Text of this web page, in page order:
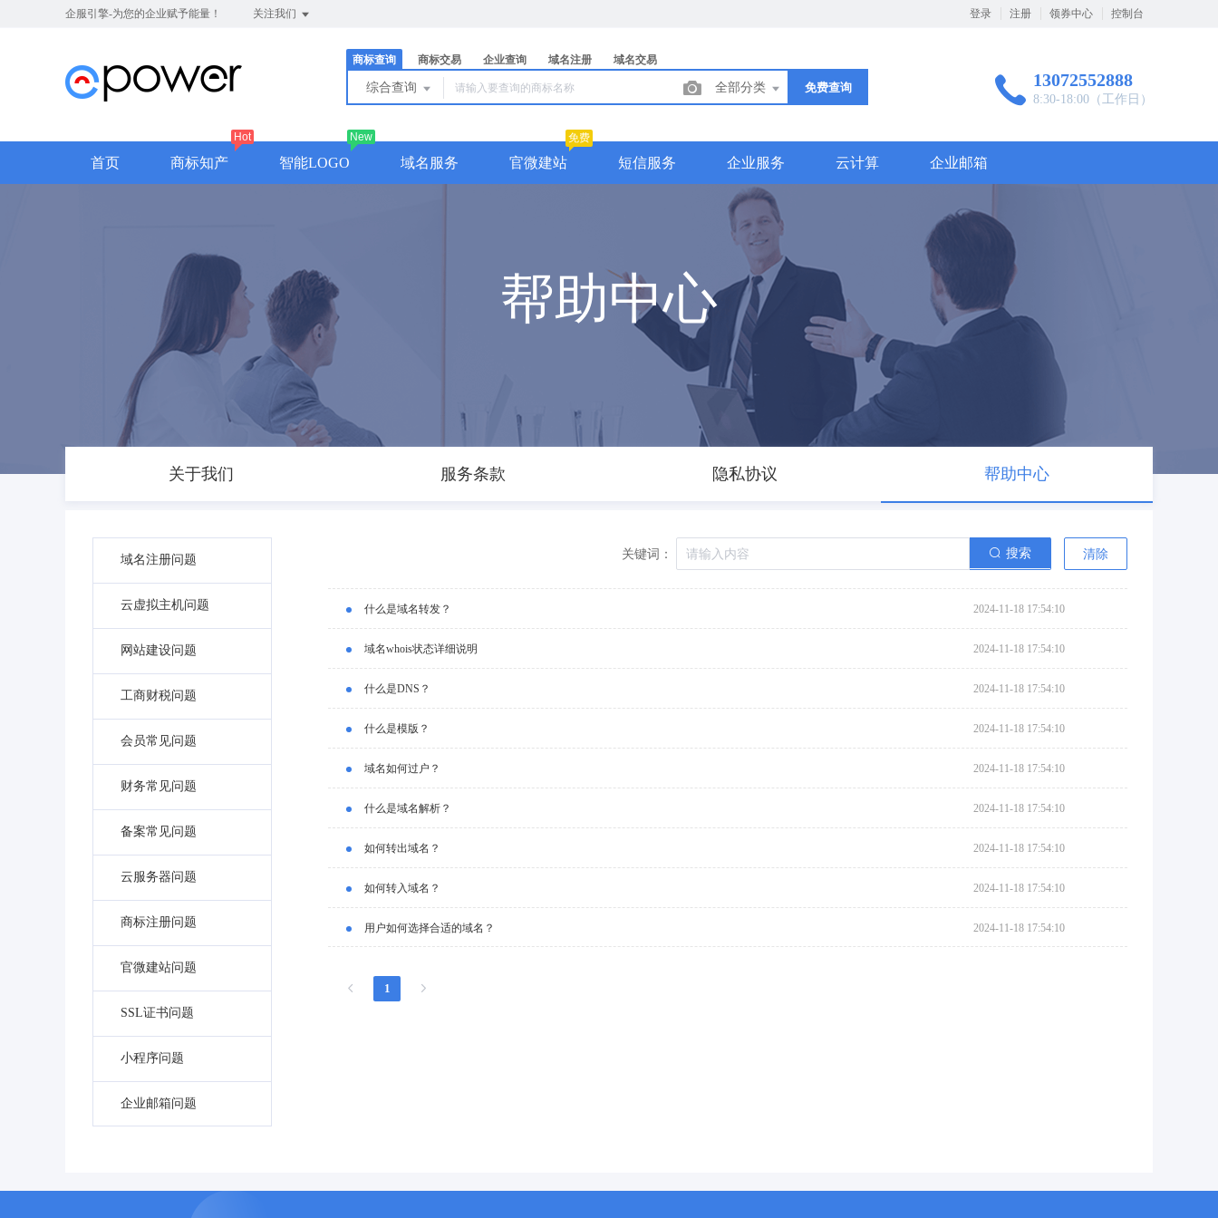
企服引擎-为您的企业赋予能量！ 关注我们 登录 注册 领券中心 控制台
商标查询 商标交易 企业查询 域名注册 域名交易
综合查询 全部分类 免费查询 13072552888
8:30-18:00（工作日）
首页 商标知产
Hot
智能LOGO
New
域名服务 官微建站
免费
短信服务 企业服务 云计算 企业邮箱
帮助中心
关于我们 服务条款 隐私协议 帮助中心
域名注册问题
云虚拟主机问题
网站建设问题
工商财税问题
会员常见问题
财务常见问题
备案常见问题
云服务器问题
商标注册问题
官微建站问题
SSL证书问题
小程序问题
企业邮箱问题
关键词： 搜索 清除
什么是域名转发？ 2024-11-18 17:54:10
域名whois状态详细说明 2024-11-18 17:54:10
什么是DNS？ 2024-11-18 17:54:10
什么是模版？ 2024-11-18 17:54:10
域名如何过户？ 2024-11-18 17:54:10
什么是域名解析？ 2024-11-18 17:54:10
如何转出域名？ 2024-11-18 17:54:10
如何转入域名？ 2024-11-18 17:54:10
用户如何选择合适的域名？ 2024-11-18 17:54:10
1